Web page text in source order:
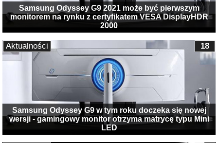
Samsung Odyssey G9 2021 może być pierwszym
monitorem na rynku z certyfikatem VESA DisplayHDR
2000
Samsung Odyssey G9 w tym roku doczeka się nowej
wersji - gamingowy monitor otrzyma matrycę typu Mini
LED
18
Aktualności